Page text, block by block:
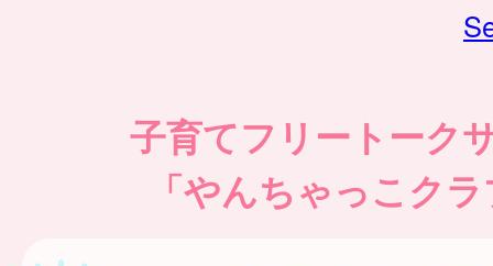
子育てフリートーク
「やんちゃっこク